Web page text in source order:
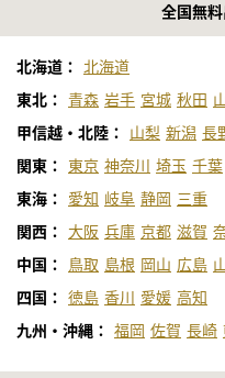
全国無
北海道： 北海道
東北： 青森 岩手 宮城 秋田
甲信越・北陸：
山梨 新潟 長
関東：
東京 神奈川 埼玉 千葉
東海：
愛知 岐阜 静岡 三重
関西： 大阪 兵庫 京都 滋賀
中国：
鳥取 島根 岡山 広島
四国： 徳島 香川 愛媛 高知
九州・沖縄： 福岡 佐賀 長崎